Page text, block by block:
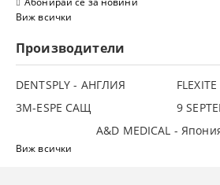
Виж всички
Производители
DENTSPLY - АНГЛИЯ
3М-ESPE САЩ
9
A&D MEDICAL -
Виж всички